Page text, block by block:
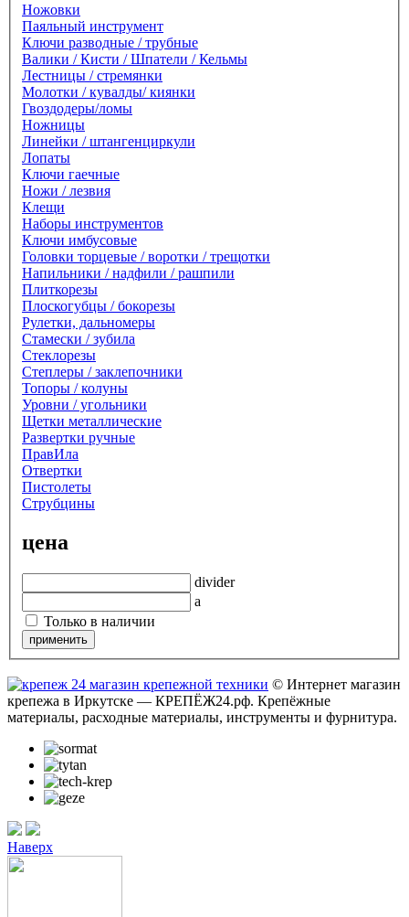
Ножовки
Паяльный инструмент
Ключи разводные / трубные
Валики / Кисти / Шпатели / Кельмы
Лестницы / стремянки
Молотки / кувалды/ киянки
Гвоздодеры/ломы
Ножницы
Линейки / штангенциркули
Лопаты
Ключи гаечные
Ножи / лезвия
Клещи
Наборы инструментов
Ключи имбусовые
Головки торцевые / воротки / трещотки
Напильники / надфили / рашпили
Плиткорезы
Плоскогубцы / бокорезы
Рулетки, дальномеры
Стамески / зубила
Стеклорезы
Степлеры / заклепочники
Топоры / колуны
Уровни / угольники
Щетки металлические
Развертки ручные
ПравИла
Отвертки
Пистолеты
Струбцины
цена
divider
a
Только в наличии
© Интернет магазин
крепежа в Иркутске — КРЕПЁЖ24.рф. Крепёжные
материалы, расходные материалы, инструменты и фурнитура.
Наверх